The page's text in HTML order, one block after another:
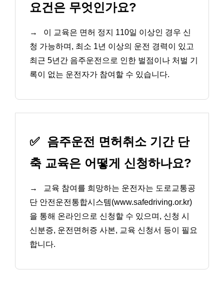
요건은 무엇인가요?
→
이 교육은 면허 정지 110일 이상인 경우 신
청 가능하며, 최소 1년 이상의 운전 경력이 있고
최근 5년간 음주운전으로 인한 벌점이나 처벌 기
록이 없는 운전자가 참여할 수 있습니다.
✅ 음주운전 면허취소 기간 단
축 교육은 어떻게 신청하나요?
→
교육 참여를 희망하는 운전자는 도로교통공
단 안전운전통합시스템(www.safedriving.or.kr)
을 통해 온라인으로 신청할 수 있으며, 신청 시
신분증, 운전면허증 사본, 교육 신청서 등이 필요
합니다.